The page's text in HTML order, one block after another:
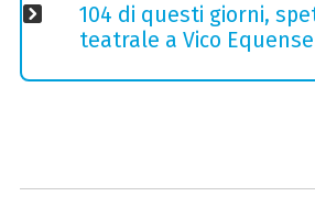
104 di questi giorni,
teatrale a Vico Equense